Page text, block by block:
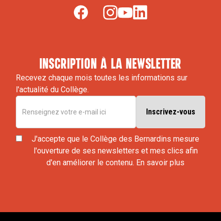
inscription à la newsletter
Recevez chaque mois toutes les informations sur
l'actualité du Collège.
J'accepte que le Collège des Bernardins mesure
l'ouverture de ses newsletters et mes clics afin
d'en améliorer le contenu. En savoir plus